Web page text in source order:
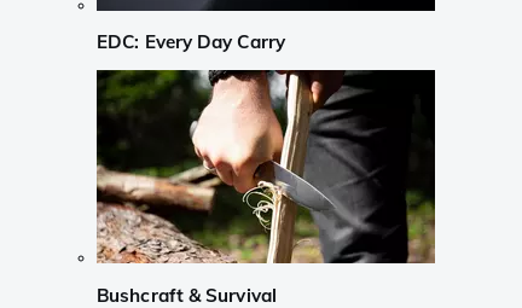
EDC: Every Day Carry
Bushcraft & Survival